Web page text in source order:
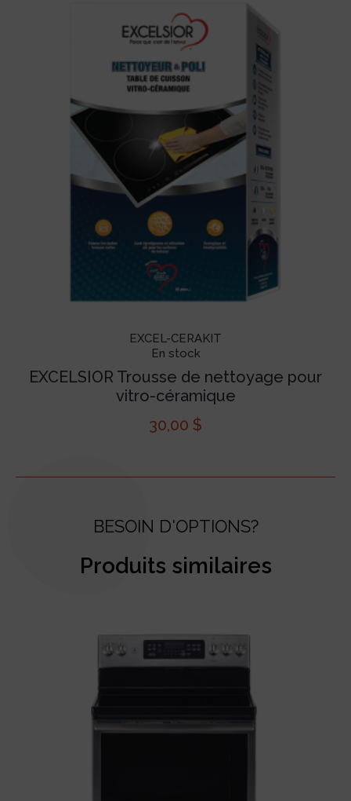
EXCEL-CERAKIT
En stock
EXCELSIOR Trousse de nettoyage pour
vitro-céramique
30,00 $
BESOIN D'OPTIONS?
Produits similaires